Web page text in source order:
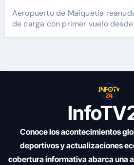
Aeropuerto de Maiquetía
de carga con primer vuelo desde
Conoce los acontecimientos
deportivos y actualizaciones
cobertura informativa abarca una